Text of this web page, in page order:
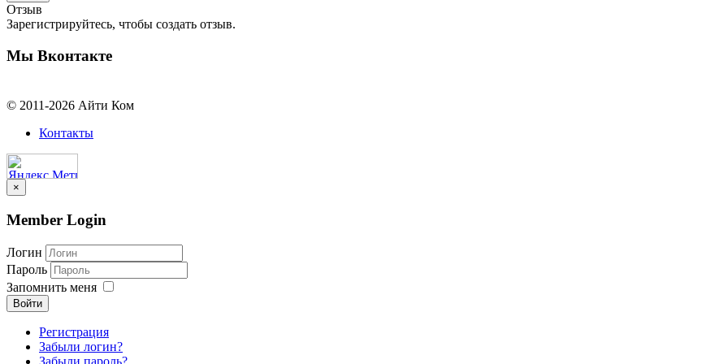
Отзыв
Зарегистрируйтесь, чтобы создать отзыв.
Мы Вконтакте
© 2011-2026 Айти Ком
Контакты
×
Member Login
Логин
Пароль
Запомнить меня
Войти
Регистрация
Забыли логин?
Забыли пароль?